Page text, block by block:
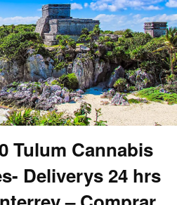
Tulum Cannabis
Deliverys 24 hrs